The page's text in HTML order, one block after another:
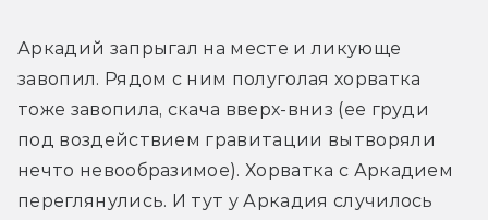
Аркадий запрыгал на месте и ликующе
завопил. Рядом с ним полуголая хорватка
тоже завопила, скача вверх-вниз (ее груди
под воздействием гравитации вытворяли
нечто невообразимое). Хорватка с Аркадием
переглянулись. И тут у Аркадия случилось